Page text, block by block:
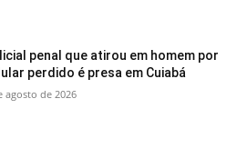
penal que atirou em homem por
perdido é presa em Cuiabá
agosto de 2026